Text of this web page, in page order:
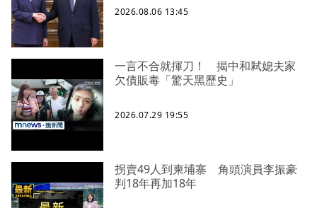
2026.08.06 13:45
一言不合就揮刀！ 揭中和弒媳夫家
欠債販毒「驚天黑歷史」
2026.07.29 19:55
拐賣49人到柬埔寨 角頭演員李振豪
判18年再加18年